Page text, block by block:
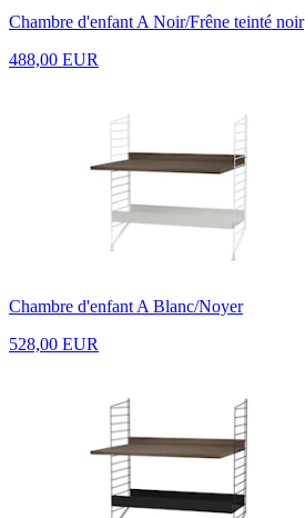
Chambre d'enfant A Noir/Frêne teinté noir
488,00 EUR
Chambre d'enfant A Blanc/Noyer
528,00 EUR